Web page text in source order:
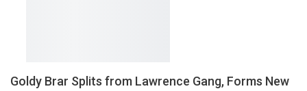
Goldy Brar Splits from Lawrence Gang, Forms New